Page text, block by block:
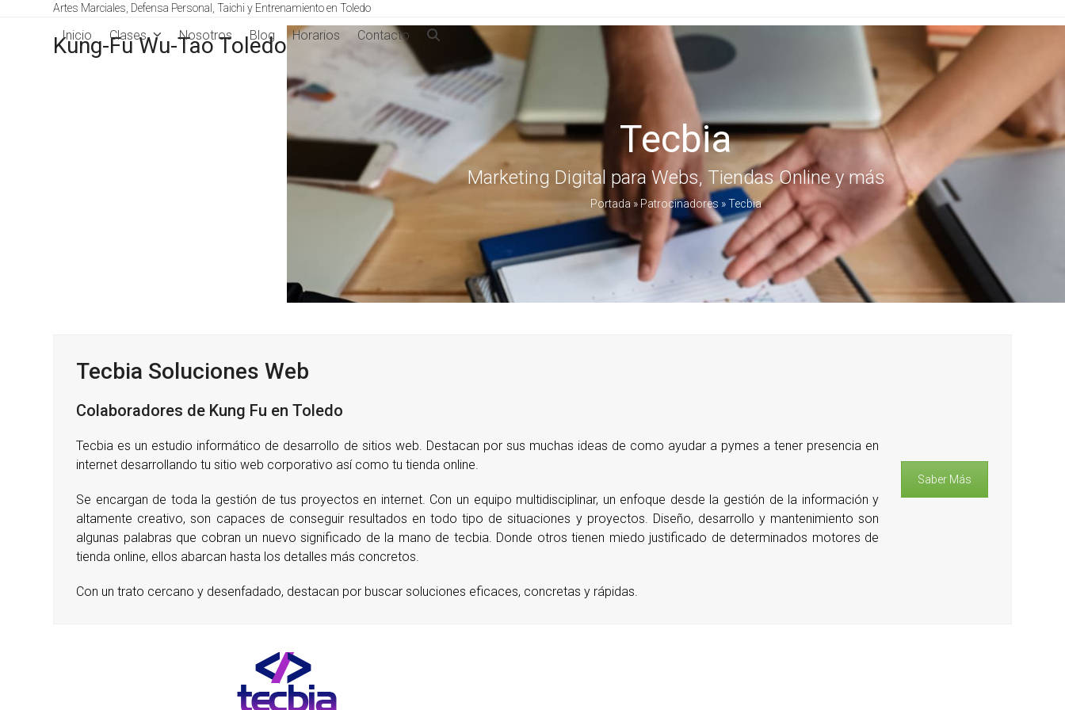
Artes Marciales, Defensa Personal, Taichi y Entrenamiento en Toledo
Kung-Fu Wu-Tao Toledo
Inicio Clases Nosotros Blog Horarios Contacto
Tecbia
Marketing Digital para Webs, Tiendas Online y más
Portada » Patrocinadores »Tecbia
Tecbia Soluciones Web
Colaboradores de Kung Fu en Toledo
Tecbia es un estudio informático de desarrollo de sitios web. Destacan por sus muchas ideas de como ayudar a pymes a tener presencia en
internet desarrollando tu sitio web corporativo así como tu tienda online.
Se encargan de toda la gestión de tus proyectos en internet. Con un equipo multidisciplinar, un enfoque desde la gestión de la información y
altamente creativo, son capaces de conseguir resultados en todo tipo de situaciones y proyectos. Diseño, desarrollo y mantenimiento son
algunas palabras que cobran un nuevo significado de la mano de tecbia. Donde otros tienen miedo justificado de determinados motores de
tienda online, ellos abarcan hasta los detalles más concretos.
Con un trato cercano y desenfadado, destacan por buscar soluciones eficaces, concretas y rápidas.
Saber Más